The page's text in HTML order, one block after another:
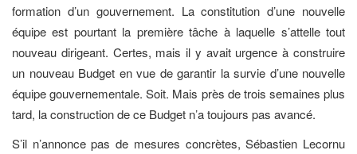
formation d’un gouvernement. La constitution d’une nouvelle
équipe est pourtant la première tâche à laquelle s’attelle tout
nouveau dirigeant. Certes, mais il y avait urgence à construire
un nouveau Budget en vue de garantir la survie d’une nouvelle
équipe gouvernementale. Soit. Mais près de trois semaines plus
tard, la construction de ce Budget n’a toujours pas avancé.
S’il n’annonce pas de mesures concrètes, Sébastien Lecornu